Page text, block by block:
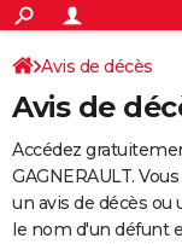
ACTUALITÉS
Politique
Société
Faits Divers
Education
Monde
Villes
+
SPORT
Coupe du monde
Football
Tennis
Cyclisme
Rugby
Forum
Programme TV
TNT
Streaming
Cinéma
Sorties cinéma
Musique
+
FINANCE
Impôts
Immobilier
Risques naturels par
Banque
Assurance
Crédit
AUTO
Avis de décès
Avis de
Accédez
GAGNERAULT.
un avis de décès ou
le nom d'un défunt